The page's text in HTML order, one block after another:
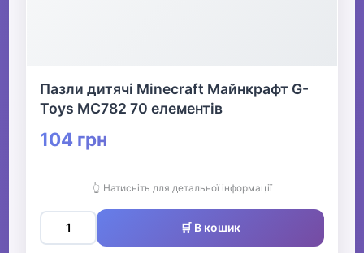
Пазли дитячі Minecraft Майнкрафт G-
Toys MC782 70 елементів
104 грн
👆 Натисніть для детальної інформації
🛒 В кошик